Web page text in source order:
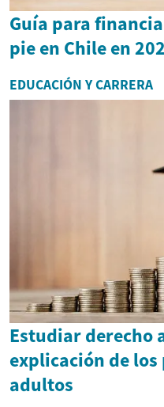
Guía para
pie en Chile en
EDUCACIÓN Y CARRERA
Estudiar derecho
explicación de
adultos